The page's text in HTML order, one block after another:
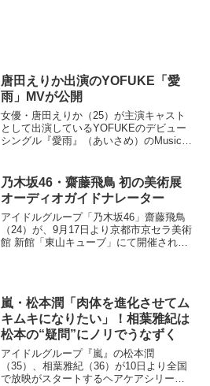
唐田えりか出演のYOFUKE「愛
雨」MVが公開
女優・唐田えりか（25）が主演キャスト
として出演しているYOFUKEのデビュー
シングル『愛雨』（あいさめ）のMusic
乃木坂46・齋藤飛鳥 初の美術展
オーディオガイドナレーター
アイドルグループ「乃木坂46」齋藤飛鳥
（24）が、9月17日より京都市京セラ美術
館 新館「東山キューブ」にて開催される
嵐・松本潤「肉体を進化させてム
キムキになりたい」！相葉雅紀は
松本の“疑問”にノリでうなずく
アイドルグループ『嵐』の松本潤
（35）、相葉雅紀（36）が10日より全国
で放映がスタートするヘアケアシリーズ